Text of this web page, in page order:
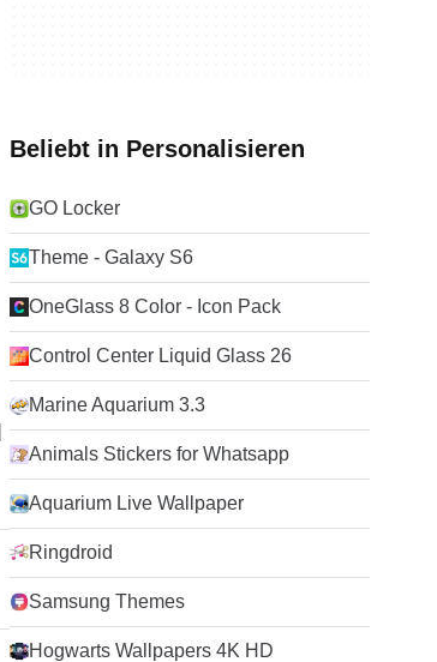
Beliebt in Personalisieren
GO Locker
Theme - Galaxy S6
OneGlass 8 Color - Icon Pack
Control Center Liquid Glass 26
Marine Aquarium 3.3
Animals Stickers for Whatsapp
Aquarium Live Wallpaper
Ringdroid
Samsung Themes
Hogwarts Wallpapers 4K HD